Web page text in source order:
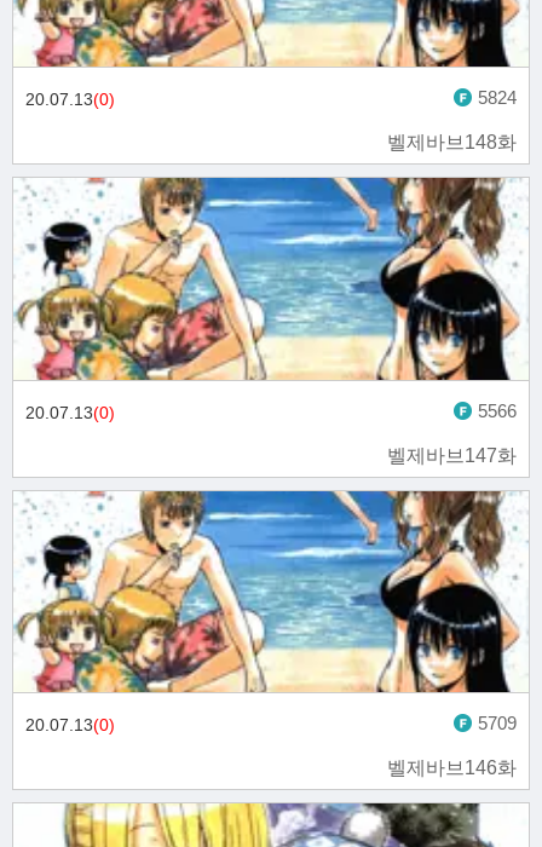
벨제바브148화
20.07.13(0) 5824
벨제바브147화
20.07.13(0) 5566
벨제바브146화
20.07.13(0) 5709